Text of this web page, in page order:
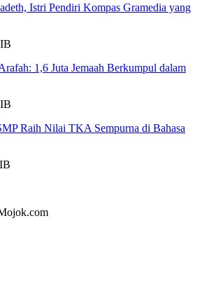
Istri Pendiri Kompas Gramedia yang
1,6 Juta Jemaah Berkumpul dalam
Raih Nilai TKA Sempurna di Bahasa